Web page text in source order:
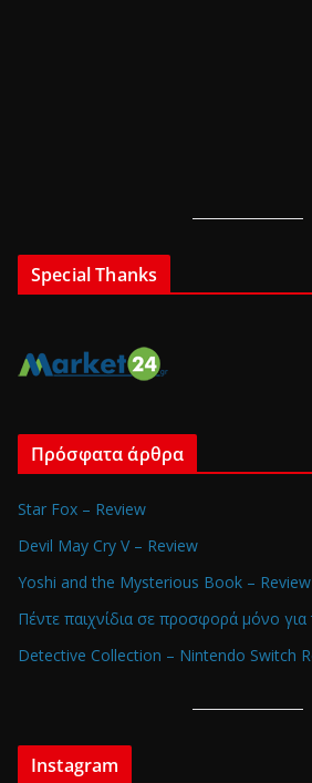
Special Thanks
Πρόσφατα άρθρα
Star Fox – Review
Devil May Cry V – Review
Yoshi and the Mysterious Book – Review
Πέντε παιχνίδια σε προσφορά μόνο
Detective Collection – Nintendo Switch
Instagram